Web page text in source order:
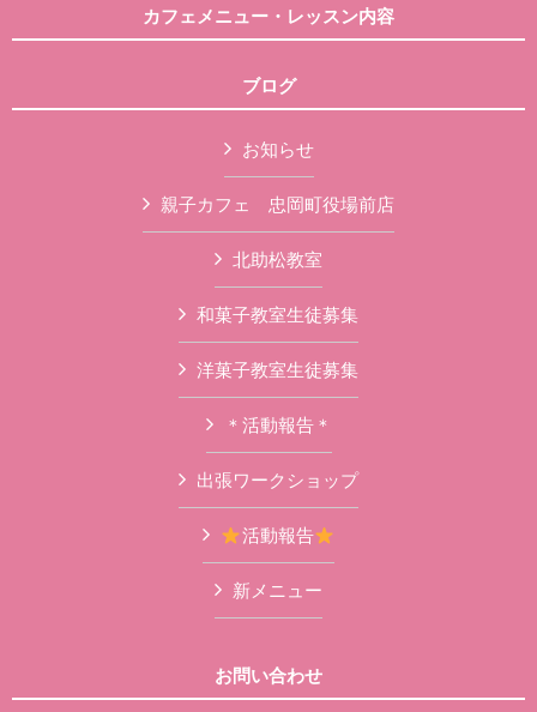
カフェメニュー・レッスン内容
ブログ
お知らせ
親子カフェ 忠岡町役場前店
北助松教室
和菓子教室生徒募集
洋菓子教室生徒募集
＊活動報告＊
出張ワークショップ
活動報告
新メニュー
お問い合わせ